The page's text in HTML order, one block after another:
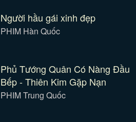
Người hầu gái xinh đẹp
PHIM Hàn Quốc
Phủ Tướng Quân Có Nàng Đầu
Bếp - Thiên Kim Gặp Nạn
PHIM Trung Quốc